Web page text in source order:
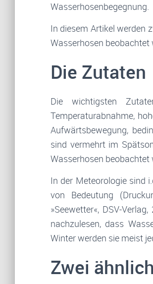
Wasserhosenbegegnung.
In diesem Artikel werden
Wasserhosen beobachtet
Die Zutaten
Die wichtigsten
Temperaturabnahme,
Aufwärtsbewegung,
sind vermehrt im
Wasserhosen beobachtet
In der Meteorologie sind
von Bedeutung
»Seewetter«, DSV-
nachzulesen, dass
Winter werden sie meist
Zwei